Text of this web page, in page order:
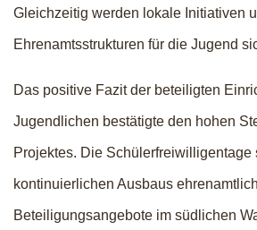
Gleichzeitig werden lokale Initiativen
Ehrenamtsstrukturen für die Jugend
Das positive Fazit der beteiligten
Jugendlichen bestätigte den hohen
Projektes. Die Schülerfreiwilligentage
kontinuierlichen Ausbaus
Beteiligungsangebote im südlichen